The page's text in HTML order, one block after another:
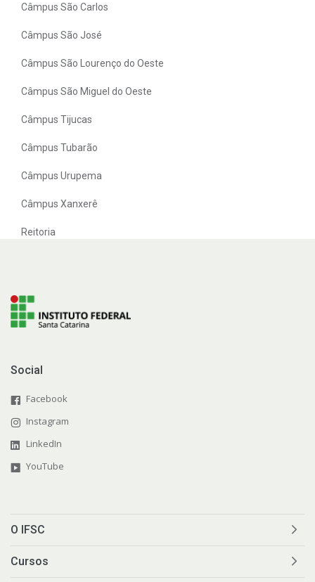
Câmpus São Carlos
Câmpus São José
Câmpus São Lourenço do Oeste
Câmpus São Miguel do Oeste
Câmpus Tijucas
Câmpus Tubarão
Câmpus Urupema
Câmpus Xanxerê
Reitoria
Social
Facebook
Instagram
LinkedIn
YouTube
O IFSC
Cursos